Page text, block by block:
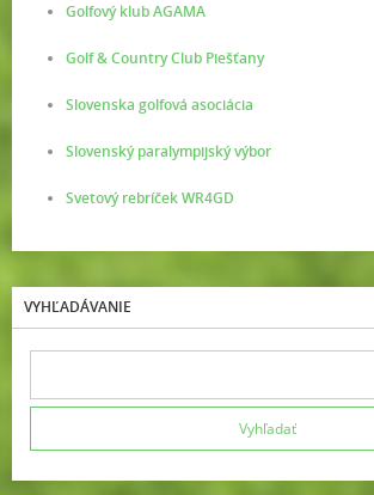
Golfový klub AGAMA
Golf & Country Club Piešťany
Slovenska golfová asociácia
Slovenský paralympijský výbor
Svetový rebríček WR4GD
VYHĽADÁVANIE